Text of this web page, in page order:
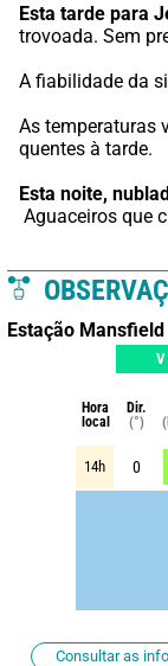
Esta tarde para
trovoada. Sem
A fiabilidade da
As temperaturas
quentes à tarde.
Esta noite,
Aguaceiros que
Estação Mansfield
Hora
local
Dir.
(°)
14h 0
Consultar as